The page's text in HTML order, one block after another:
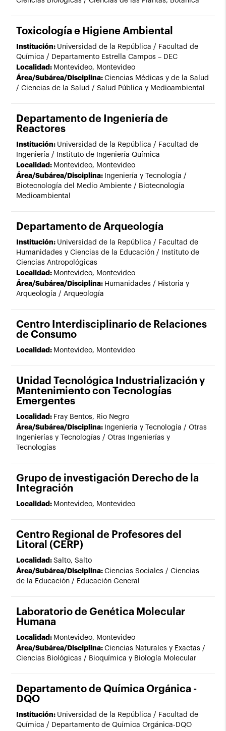
Toxicología e Higiene Ambiental
Institución: Universidad de la República / Facultad de
Química / Departamento Estrella Campos – DEC
Localidad: Montevideo, Montevideo
Área/Subárea/Disciplina:Ciencias Médicas y de la Salud
/ Ciencias de la Salud / Salud Pública y Medioambiental
Departamento de Ingeniería de
Reactores
Institución: Universidad de la República / Facultad de
Ingeniería / Instituto de Ingeniería Química
Localidad: Montevideo, Montevideo
Área/Subárea/Disciplina: Ingeniería y Tecnología /
Biotecnología del Medio Ambiente / Biotecnología
Medioambiental
Departamento de Arqueología
Institución: Universidad de la República / Facultad de
Humanidades y Ciencias de la Educación / Instituto de
Ciencias Antropológicas
Localidad: Montevideo, Montevideo
Área/Subárea/Disciplina: Humanidades / Historia y
Arqueología / Arqueología
Centro Interdisciplinario de Relaciones
de Consumo
Localidad: Montevideo, Montevideo
Unidad Tecnológica Industrialización y
Mantenimiento con Tecnologías
Emergentes
Localidad: Fray Bentos, Rio Negro
Área/Subárea/Disciplina: Ingeniería y Tecnología / Otras
Ingenierías y Tecnologías / Otras Ingenierías y
Tecnologías
Grupo de investigación Derecho de la
Integración
Localidad: Montevideo, Montevideo
Centro Regional de Profesores del
Litoral (CERP)
Localidad:Salto, Salto
Área/Subárea/Disciplina:Ciencias Sociales / Ciencias
de la Educación / Educación General
Laboratorio de Genética Molecular
Humana
Localidad: Montevideo, Montevideo
Área/Subárea/Disciplina:Ciencias Naturales y Exactas /
Ciencias Biológicas / Bioquímica y Biología Molecular
Departamento de Química Orgánica -
DQO
Institución: Universidad de la República / Facultad de
Química / Departamento de Química Orgánica-DQO